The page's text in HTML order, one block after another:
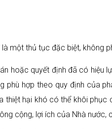
là một thủ tục đặc biệt, không
hoặc quyết định đã có hiệu
hợp theo quy định của
thiệt hại khó có thể khôi
cộng, lợi ích của Nhà nước,